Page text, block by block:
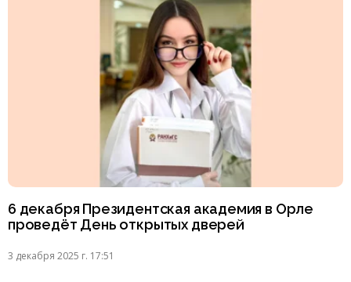
6 декабря Президентская академия в Орле
проведёт День открытых дверей
3 декабря 2025 г. 17:51